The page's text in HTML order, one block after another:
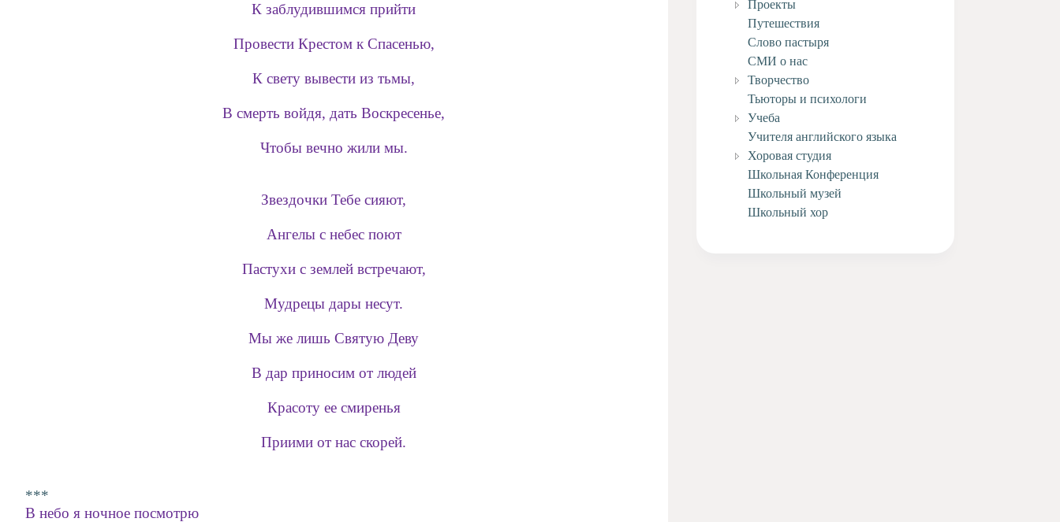
К заблудившимся прийти
Провести Крестом к Спасенью,
К свету вывести из тьмы,
В смерть войдя, дать Воскресенье,
Чтобы вечно жили мы.
Звездочки Тебе сияют,
Ангелы с небес поют
Пастухи с землей встречают,
Мудрецы дары несут.
Мы же лишь Святую Деву
В дар приносим от людей
Красоту ее смиренья
Приими от нас скорей.
***
В небо я ночное посмотрю
Проекты
Путешествия
Слово пастыря
СМИ о нас
Творчество
Тьюторы и психологи
Учеба
Учителя английского языка
Хоровая студия
Школьная Конференция
Школьный музей
Школьный хор